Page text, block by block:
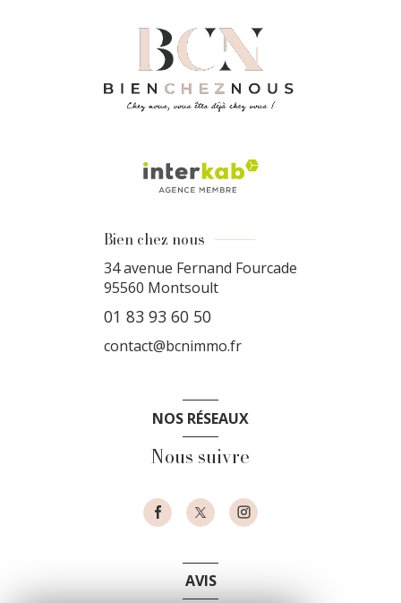
Bien chez nous
34 avenue Fernand Fourcade
95560 Montsoult
01 83 93 60 50
contact@bcnimmo.fr
NOS RÉSEAUX
Nous suivre
AVIS